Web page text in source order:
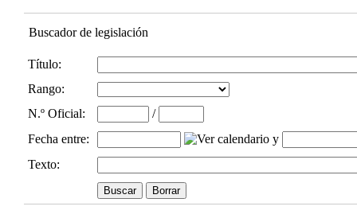
Buscador de legislación
Título:
Rango:
N.º Oficial:
/
Fecha entre:
y
Texto: